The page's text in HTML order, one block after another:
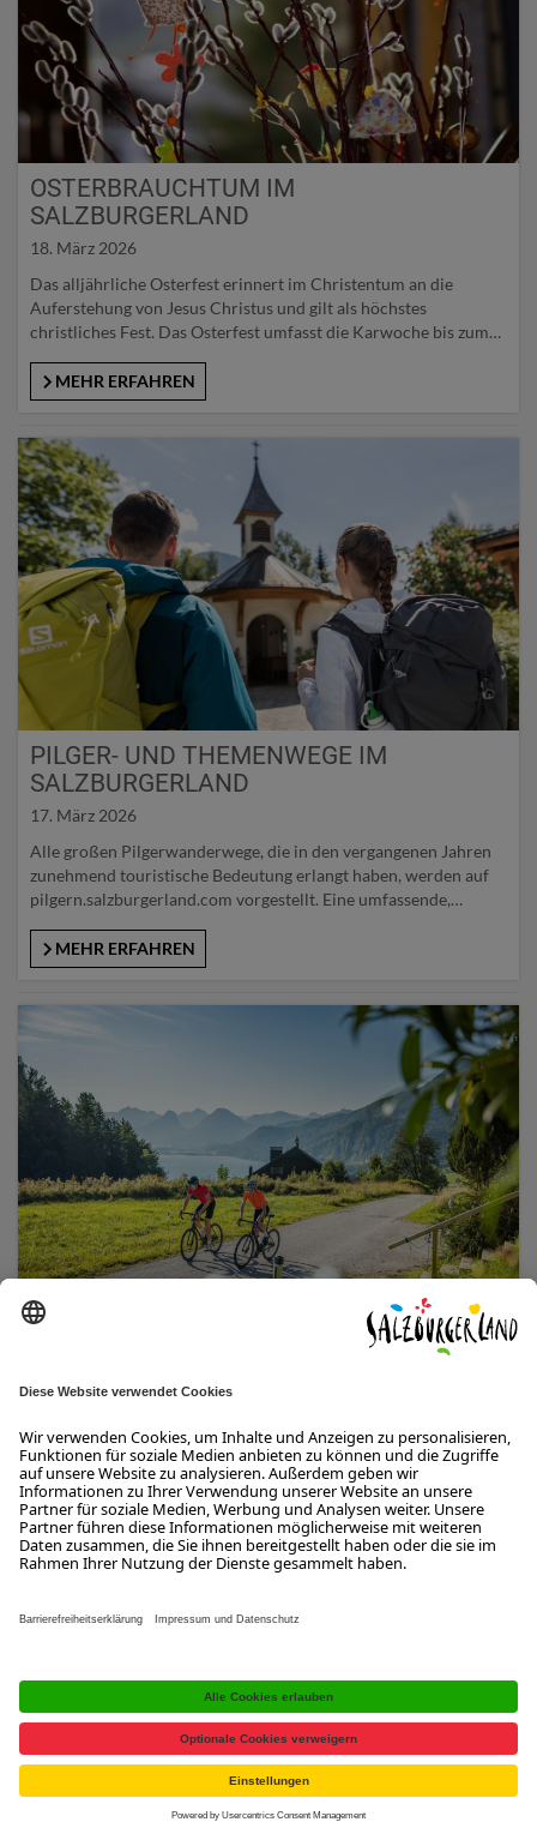
OSTERBRAUCHTUM IM
SALZBURGERLAND
18. März 2026
Das alljährliche Osterfest erinnert im Christentum an die
Auferstehung von Jesus Christus und gilt als höchstes
christliches Fest. Das Osterfest umfasst die Karwoche bis zum
das Osterfest ranken sich zahlreiche alte Bräuche. Traditionelle
Bräuche zum Osterfest Palmbuschenbinden und Palmweihe Ein
MEHR ERFAHREN
PILGER- UND THEMENWEGE IM
SALZBURGERLAND
17. März 2026
Alle großen Pilgerwanderwege, die in den vergangenen Jahren
zunehmend touristische Bedeutung erlangt haben, werden auf
pilgern.salzburgerland.com vorgestellt. Eine umfassende,
Tagesetappen mit genauem Streckenverlauf, Höhenprofil, GPS-
Daten, ausdruckbare Karten und Vieles mehr für: Salzburger
Pinzgauer Marienweg, Leonhardsweg, WolfgangWeg oder
MEHR ERFAHREN
AUF SCHMALEN REIFEN DURCHS
16. März 2026
Routen-Netz bietet das SalzburgerLand auch
abwechslungsreiche Touren für aus­dauernde Rennradler*innen
und Gravelbiker*innen. Kurvige Asphaltstraßen über legendäre
Pässe, facettenreiche Touren entlang malerischer Seen, Wälder
und Berge oder mit dem Gravelbike ein Abstecher ins Gelände
über Schotter- und Feldwege. Top-Events zum Zuschauen oder
MEHR ERFAHREN